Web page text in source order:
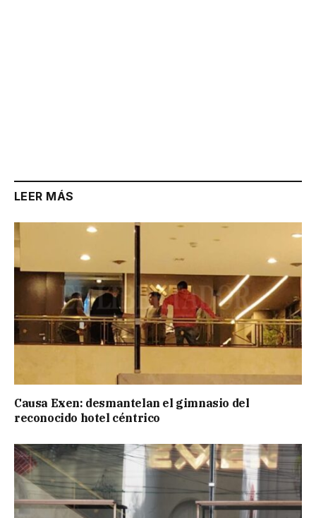
LEER MÁS
Causa Exen: desmantelan el gimnasio del
reconocido hotel céntrico